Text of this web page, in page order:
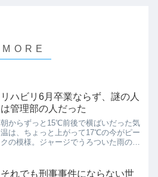
リハビリ6月卒業ならず、謎の人
は管理部の人だった
朝からずっと15℃前後で横ばいだった気
温は、ちょっと上がって17℃の今がピー
クの模様。ジャージでうろついた雨の一
はず。留年気分。「う〜ん、あと一歩で
それでも刑事事件にならない世